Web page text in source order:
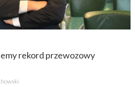
rekord przewozowy